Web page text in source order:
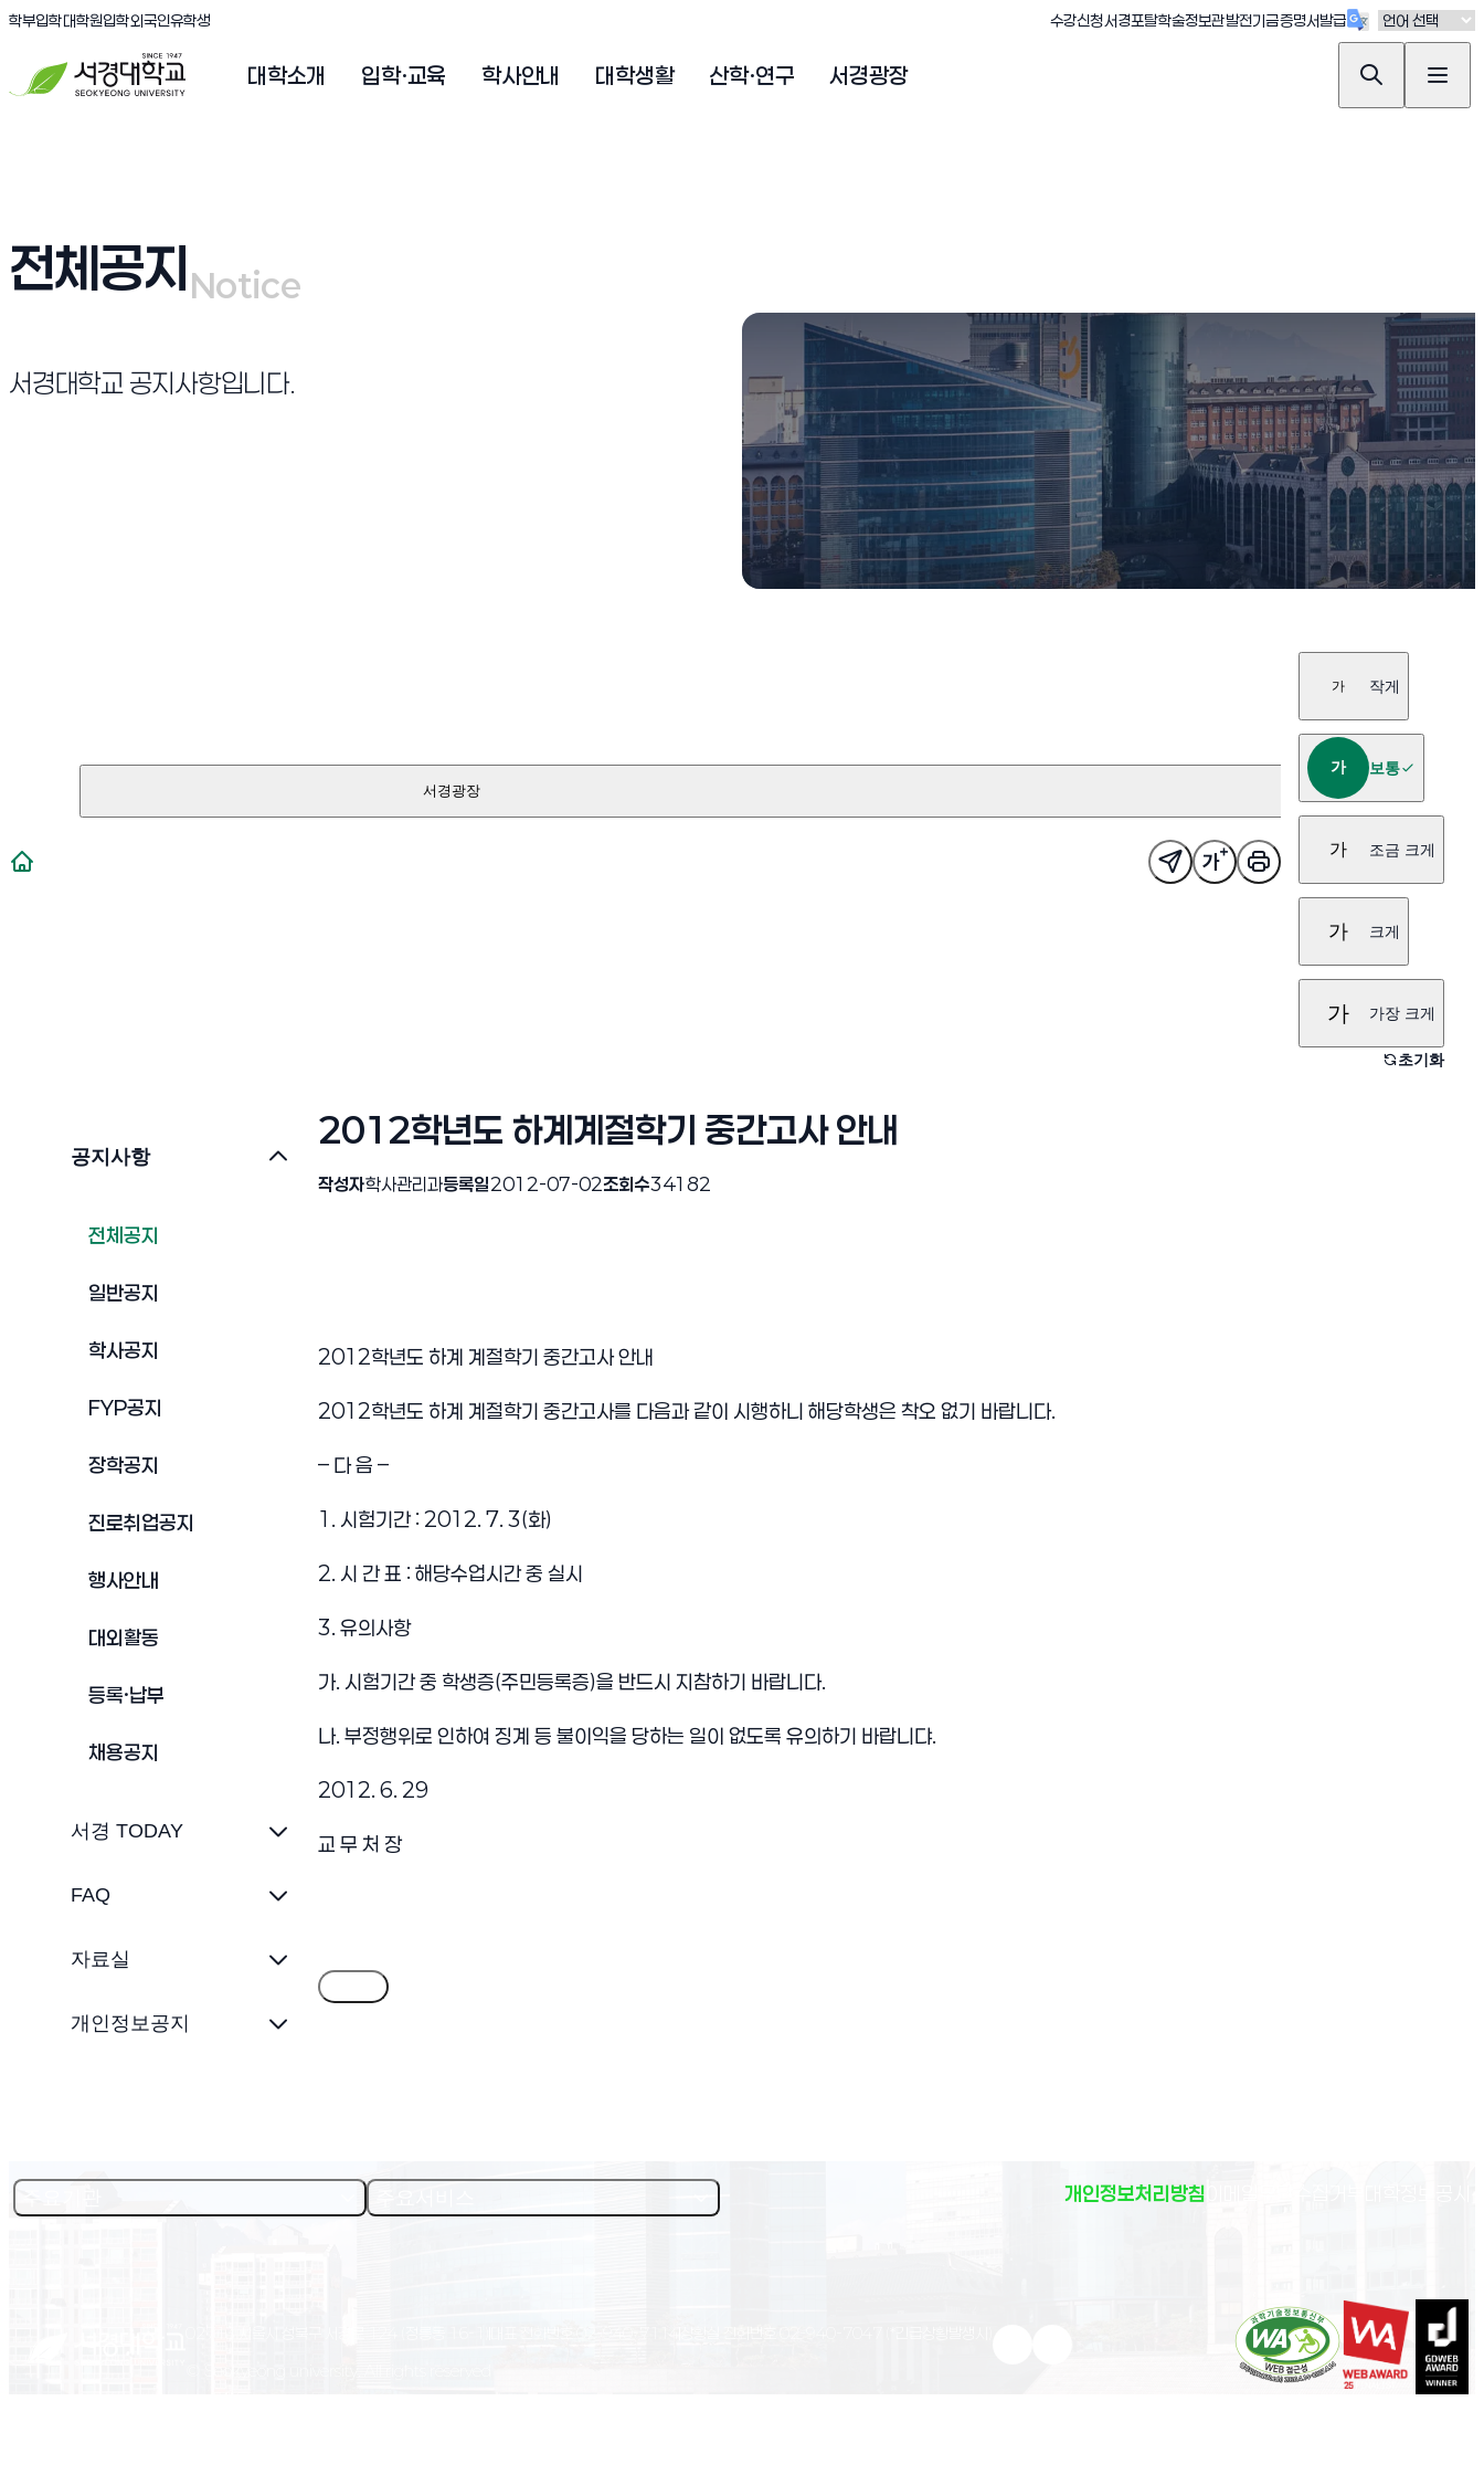
서경대학교
학부입학(새창 열림)
대학원입학(새창 열림)
외국인유학생(새창 열림) 수강신청(새창 열림)
서경포탈(새창 열림)
학술정보관(새창 열림)
발전기금(새창 열림)
증명서발급(새창 열림)
대학소개 입학·교육 학사안내 대학생활 산학·연구 서경광장
전체공지 Notice
Notice
서경대학교 공지사항입니다.
서경광장
가 작게
가 보통
가 조금 크게
가 크게
가 가장 크게
초기화
공지사항
전체공지
일반공지
학사공지
FYP공지
장학공지
진로취업공지
행사안내
대외활동
등록·납부
채용공지
서경 TODAY
FAQ
자료실
개인정보공지
2012학년도 하계계절학기 중간고사 안내
작성자학사관리과등록일2012-07-02조회수34182
2012학년도 하계 계절학기 중간고사 안내
2012학년도 하계 계절학기 중간고사를 다음과 같이 시행하니 해당학생은 착오 없기 바랍니다.
– 다 음 –
1. 시험기간 : 2012. 7. 3(화)
2. 시 간 표 : 해당수업시간 중 실시
3. 유의사항
가. 시험기간 중 학생증(주민등록증)을 반드시 지참하기 바랍니다.
나. 부정행위로 인하여 징계 등 불이익을 당하는 일이 없도록 유의하기 바랍니댜.
2012. 6. 29
교 무 처 장
개인정보처리방침